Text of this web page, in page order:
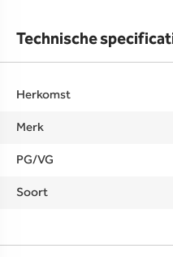
Technische
Herkomst
Merk
PG/VG
Soort